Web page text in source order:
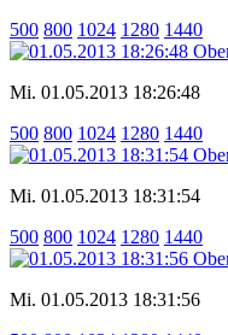
500 800 1024 1280 1440
Mi. 01.05.2013 18:26:48
500 800 1024 1280 1440
Mi. 01.05.2013 18:31:54
500 800 1024 1280 1440
Mi. 01.05.2013 18:31:56